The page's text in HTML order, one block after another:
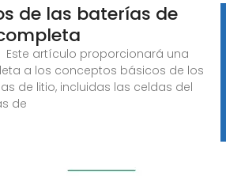
de las baterías de
Este artículo proporcionará una
a los conceptos básicos de los
de litio, incluidas las celdas del
de